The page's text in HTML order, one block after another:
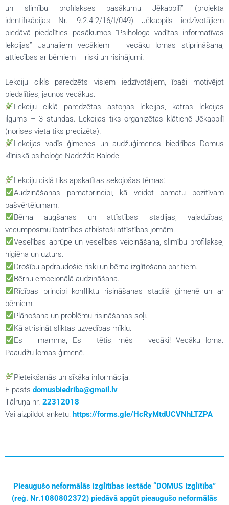
un slimību profilakses pasākumu Jēkabpilī” (projekta
identifikācijas Nr. 9.2.4.2/16/I/049) Jēkabpils iedzīvotājiem
piedāvā piedalīties pasākumos“Psihologa vadītas informatīvas
lekcijas” Jaunajiem vecākiem – vecāku lomas stiprināšana,
attiecības ar bērniem – riski un risinājumi.
Lekciju cikls paredzēts visiem iedzīvotājiem, īpaši motivējot
piedalīties, jaunos vecākus.
Lekciju ciklā paredzētas astoņas lekcijas, katras lekcijas
ilgums – 3 stundas. Lekcijas tiks organizētas klātienē Jēkabpilī
(norises vieta tiks precizēta).
Lekcijas vadīs ģimenes un audžuģimenes biedrības Domus
klīniskā psiholoģe Nadežda Balode
Lekciju ciklā tiks apskatītas sekojošas tēmas:
Audzināšanas pamatprincipi, kā veidot pamatu pozitīvam
pašvērtējumam.
Bērna augšanas un attīstības stadijas, vajadzības,
vecumposmu īpatnības atbilstoši attīstības jomām.
Veselības aprūpe un veselības veicināšana, slimību profilakse,
higiēna un uzturs.
Drošību apdraudošie riski un bērna izglītošana par tiem.
Bērnu emocionālā audzināšana.
Rīcības principi konfliktu risināšanas stadijā ģimenē un ar
bērniem.
Plānošana un problēmu risināšanas soļi.
Kā atrisināt sliktas uzvedības mīklu.
Es – mamma, Es – tētis, mēs – vecāki! Vecāku loma.
Paaudžu lomas ģimenē.
Pieteikšanās un sīkāka informācija:
E-pasts domusbiedriba@gmail.lv
Tālruņa nr. 22312018
Vai aizpildot anketu: https://forms.gle/HcRyMtdUCVNhLTZPA
Pieaugušo neformālās izglītības iestāde “DOMUS Izglītība”
(reģ. Nr.1080802372) piedāvā apgūt pieaugušo neformālās